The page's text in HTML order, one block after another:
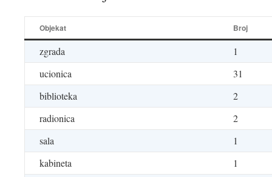
Objekat Broj
zgrada
1
ucionica
31
biblioteka
2
radionica
2
sala
1
kabineta
1